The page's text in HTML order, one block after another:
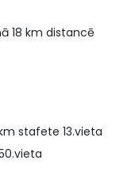
18 km distancē
stafete 13.vieta